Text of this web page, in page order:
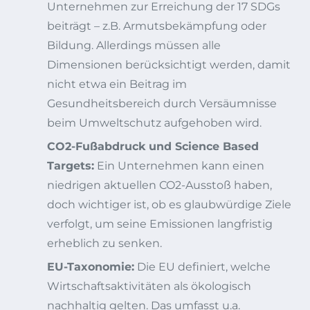
Unternehmen zur Erreichung der 17 SDGs
beiträgt – z.B. Armutsbekämpfung oder
Bildung. Allerdings müssen alle
Dimensionen berücksichtigt werden, damit
nicht etwa ein Beitrag im
Gesundheitsbereich durch Versäumnisse
beim Umweltschutz aufgehoben wird.
CO2-Fußabdruck und Science Based
Targets: Ein Unternehmen kann einen
niedrigen aktuellen CO2-Ausstoß haben,
doch wichtiger ist, ob es glaubwürdige Ziele
verfolgt, um seine Emissionen langfristig
erheblich zu senken.
EU-Taxonomie: Die EU definiert, welche
Wirtschaftsaktivitäten als ökologisch
nachhaltig gelten. Das umfasst u.a.